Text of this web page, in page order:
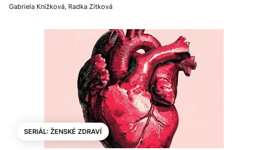
Gabriela Knížková, Radka Zítková
SERIÁL: ŽENSKÉ ZDRAVÍ